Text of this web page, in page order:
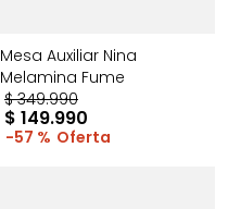
Mesa Auxiliar Nina
Melamina Fume
$ 349.990
$ 149.990
57 %